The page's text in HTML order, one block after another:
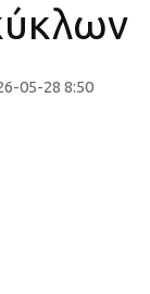
05-28 8:50